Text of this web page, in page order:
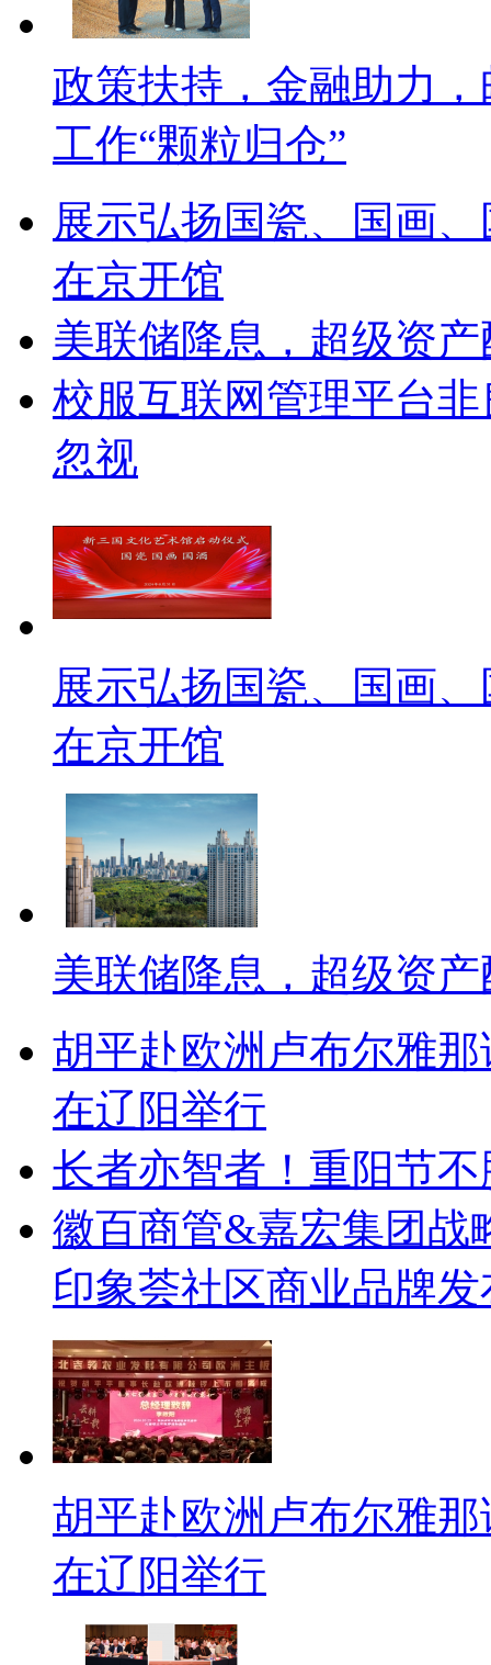
政策扶持，金融助力
工作“颗粒归仓”
展示弘扬国瓷、国画
在京开馆
美联储降息，超级资
校服互联网管理平台
忽视
展示弘扬国瓷、国画
在京开馆
美联储降息，超级资
胡平赴欧洲卢布尔雅
在辽阳举行
长者亦智者！重阳节
徽百商管&嘉宏集团战
印象荟社区商业品牌
胡平赴欧洲卢布尔雅
在辽阳举行